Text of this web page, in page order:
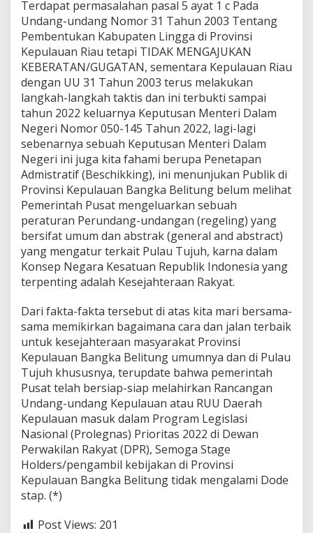
Terdapat permasalahan pasal 5 ayat 1 c Pada
Undang-undang Nomor 31 Tahun 2003 Tentang
Pembentukan Kabupaten Lingga di Provinsi
Kepulauan Riau tetapi TIDAK MENGAJUKAN
KEBERATAN/GUGATAN, sementara Kepulauan Riau
dengan UU 31 Tahun 2003 terus melakukan
langkah-langkah taktis dan ini terbukti sampai
tahun 2022 keluarnya Keputusan Menteri Dalam
Negeri Nomor 050-145 Tahun 2022, lagi-lagi
sebenarnya sebuah Keputusan Menteri Dalam
Negeri ini juga kita fahami berupa Penetapan
Admistratif (Beschikking), ini menunjukan Publik di
Provinsi Kepulauan Bangka Belitung belum melihat
Pemerintah Pusat mengeluarkan sebuah
peraturan Perundang-undangan (regeling) yang
bersifat umum dan abstrak (general and abstract)
yang mengatur terkait Pulau Tujuh, karna dalam
Konsep Negara Kesatuan Republik Indonesia yang
terpenting adalah Kesejahteraan Rakyat.
Dari fakta-fakta tersebut di atas kita mari bersama-
sama memikirkan bagaimana cara dan jalan terbaik
untuk kesejahteraan masyarakat Provinsi
Kepulauan Bangka Belitung umumnya dan di Pulau
Tujuh khususnya, terupdate bahwa pemerintah
Pusat telah bersiap-siap melahirkan Rancangan
Undang-undang Kepulauan atau RUU Daerah
Kepulauan masuk dalam Program Legislasi
Nasional (Prolegnas) Prioritas 2022 di Dewan
Perwakilan Rakyat (DPR), Semoga Stage
Holders/pengambil kebijakan di Provinsi
Kepulauan Bangka Belitung tidak mengalami Dode
stap. (*)
Post Views: 201